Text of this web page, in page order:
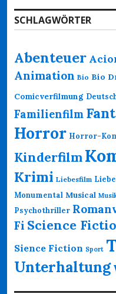
SCHLAGWÖRTER
Abenteuer
Animation Bio Bio
Comicverfilmung
Familienfilm
Horror Horror-
Kinderfilm
Krimi Liebesfilm
Monumental Musical
Psychothriller
Fi Science
Sience Fiction Sport
Unterhaltung